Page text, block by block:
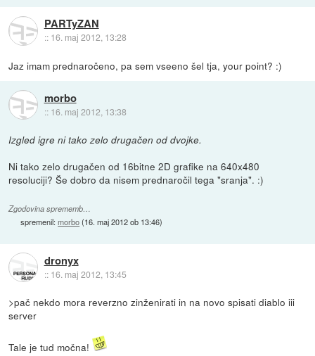
PARTyZAN
:: 16. maj 2012, 13:28
Jaz imam prednaročeno, pa sem vseeno šel tja, your point? :)
morbo
:: 16. maj 2012, 13:38
Izgled igre ni tako zelo drugačen od dvojke.
Ni tako zelo drugačen od 16bitne 2D grafike na 640x480
resoluciji? Še dobro da nisem prednaročil tega "sranja". :)
Zgodovina sprememb…
spremenil:morbo(16. maj 2012 ob 13:46)
dronyx
:: 16. maj 2012, 13:45
>pač nekdo mora reverzno zinženirati in na novo spisati diablo iii
server
Tale je tud močna!